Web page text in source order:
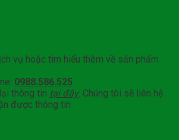
vụ hoặc tìm hiểu thêm về sản phẩm
0988.586.525
thông tin tại đây. Chúng tôi sẽ liên hệ
được thông tin